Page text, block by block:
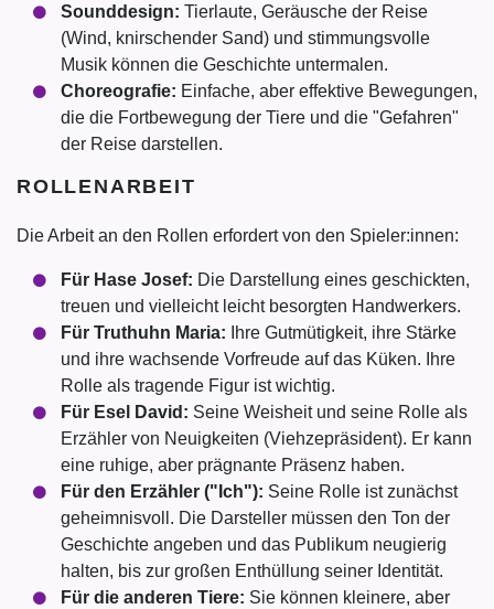
Sounddesign: Tierlaute, Geräusche der Reise
(Wind, knirschender Sand) und stimmungsvolle
Musik können die Geschichte untermalen.
Choreografie: Einfache, aber effektive Bewegungen,
die die Fortbewegung der Tiere und die "Gefahren"
der Reise darstellen.
ROLLENARBEIT
Die Arbeit an den Rollen erfordert von den Spieler:innen:
Für Hase Josef: Die Darstellung eines geschickten,
treuen und vielleicht leicht besorgten Handwerkers.
Für Truthuhn Maria: Ihre Gutmütigkeit, ihre Stärke
und ihre wachsende Vorfreude auf das Küken. Ihre
Rolle als tragende Figur ist wichtig.
Für Esel David: Seine Weisheit und seine Rolle als
Erzähler von Neuigkeiten (Viehzepräsident). Er kann
eine ruhige, aber prägnante Präsenz haben.
Für den Erzähler ("Ich"): Seine Rolle ist zunächst
geheimnisvoll. Die Darsteller müssen den Ton der
Geschichte angeben und das Publikum neugierig
halten, bis zur großen Enthüllung seiner Identität.
Für die anderen Tiere: Sie können kleinere, aber